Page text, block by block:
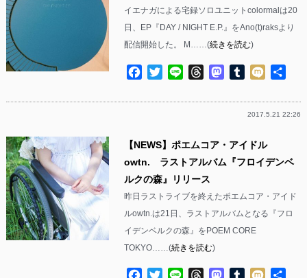
イエナガによる宅録ソロユニットcolormalは20
日、EP『DAY / NIGHT E.P.』をAno(t)raksより
配信開始した。 M……(続きを読む)
Facebook
TwitterLine ThreadsMastodon
Tumblr
Mixi
2017.5.21 22:26
【NEWS】ポエムコア・アイドル
owtn. ラストアルバム『フロイデンベ
ルクの森』リリース
昨日ラストライブを終えたポエムコア・アイド
ルowtn.は21日、ラストアルバムとなる『フロ
イデンベルクの森』をPOEM CORE
TOKYO……(続きを読む)
Facebook
TwitterLine ThreadsMastodon
Tumblr
Mixi